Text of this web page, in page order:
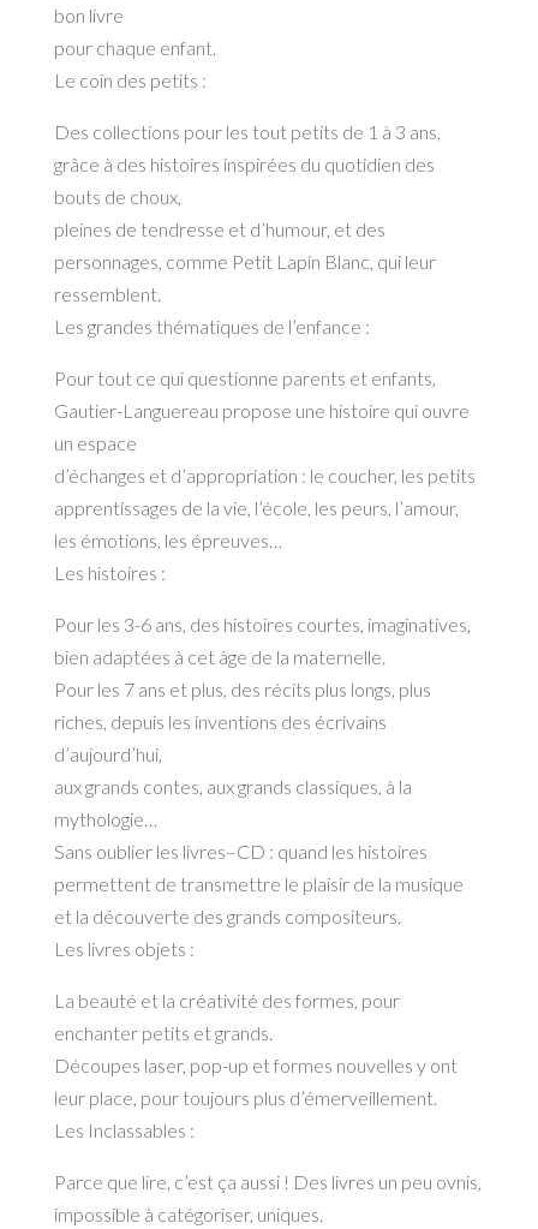
bon livre
pour chaque enfant.
Le coin des petits :
Des collections pour les tout petits de 1 à 3 ans,
grâce à des histoires inspirées du quotidien des
bouts de choux,
pleines de tendresse et d’humour, et des
personnages, comme Petit Lapin Blanc, qui leur
ressemblent.
Les grandes thématiques de l’enfance :
Pour tout ce qui questionne parents et enfants,
Gautier-Languereau propose une histoire qui ouvre
un espace
d’échanges et d’appropriation : le coucher, les petits
apprentissages de la vie, l’école, les peurs, l’amour,
les émotions, les épreuves…
Les histoires :
Pour les 3-6 ans, des histoires courtes, imaginatives,
bien adaptées à cet âge de la maternelle.
Pour les 7 ans et plus, des récits plus longs, plus
riches, depuis les inventions des écrivains
d’aujourd’hui,
aux grands contes, aux grands classiques, à la
mythologie…
Sans oublier les livres–CD : quand les histoires
permettent de transmettre le plaisir de la musique
et la découverte des grands compositeurs.
Les livres objets :
La beauté et la créativité des formes, pour
enchanter petits et grands.
Découpes laser, pop-up et formes nouvelles y ont
leur place, pour toujours plus d’émerveillement.
Les Inclassables :
Parce que lire, c’est ça aussi ! Des livres un peu ovnis,
impossible à catégoriser, uniques.